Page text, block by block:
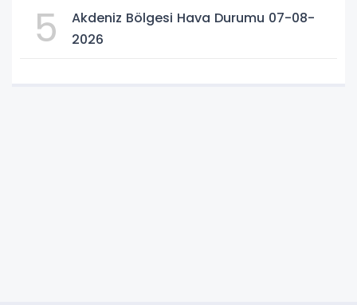
5
Akdeniz Bölgesi Hava Durumu 07-08-
2026